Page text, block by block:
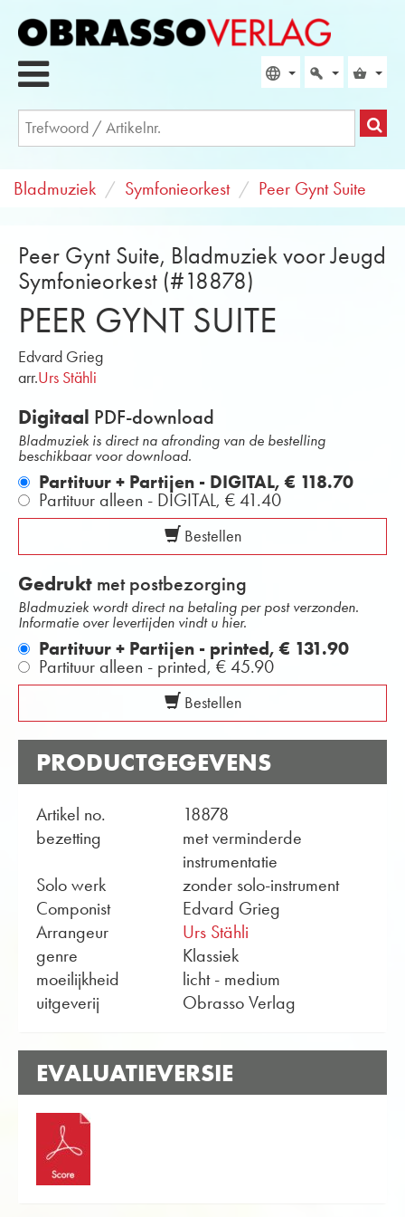
Bladmuziek Symfonieorkest Peer Gynt Suite
Peer Gynt Suite, Bladmuziek voor Jeugd
Symfonieorkest (#18878)
PEER GYNT SUITE
Edvard Grieg
arr.Urs Stähli
Digitaal PDF-download
Bladmuziek is direct na afronding van de bestelling
beschikbaar voor download.
Partituur + Partijen - DIGITAL,€ 118.70
Partituur alleen - DIGITAL, € 41.40
Bestellen
Gedrukt met postbezorging
Bladmuziek wordt direct na betaling per post verzonden.
Informatie over levertijden vindt u hier.
Partituur + Partijen - printed,€ 131.90
Partituur alleen - printed,€ 45.90
Bestellen
PRODUCTGEGEVENS
Artikel no.
18878
bezetting
met verminderde
instrumentatie
Solo werk
zonder solo-instrument
Componist
Edvard Grieg
Arrangeur
Urs Stähli
genre
Klassiek
moeilijkheid
licht - medium
uitgeverij
Obrasso Verlag
EVALUATIEVERSIE